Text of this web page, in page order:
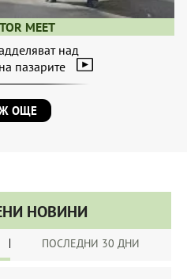
MEET
над
пазарите
ОЩЕ
НОВИНИ
ПОСЛЕДНИ 30 ДНИ